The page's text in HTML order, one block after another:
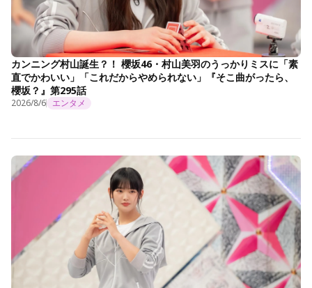
カンニング村山誕生？！ 櫻坂46・村山美羽のうっかりミスに「素
直でかわいい」「これだからやめられない」『そこ曲がったら、
櫻坂？』第295話
2026/8/6 エンタメ